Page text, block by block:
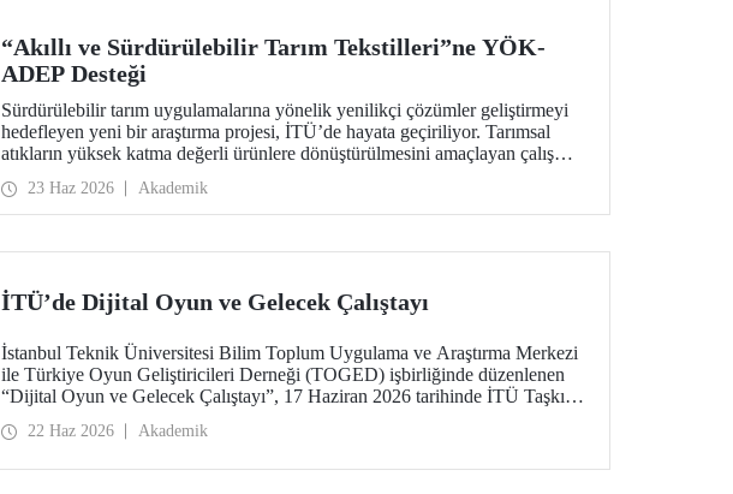
“Akıllı ve Sürdürülebilir Tarım Tekstilleri”ne YÖK-
ADEP Desteği
Sürdürülebilir tarım uygulamalarına yönelik yenilikçi çözümler geliştirmeyi
hedefleyen yeni bir araştırma projesi, İTÜ’de hayata geçiriliyor. Tarımsal
atıkların yüksek katma değerli ürünlere dönüştürülmesini amaçlayan çalışma;
getirerek tarım sektörünün geleceğine katkı sunmayı hedefliyor.
23 Haz 2026 Akademik
İTÜ’de Dijital Oyun ve Gelecek Çalıştayı
İstanbul Teknik Üniversitesi Bilim Toplum Uygulama ve Araştırma Merkezi
ile Türkiye Oyun Geliştiricileri Derneği (TOGED) işbirliğinde düzenlenen
“Dijital Oyun ve Gelecek Çalıştayı”, 17 Haziran 2026 tarihinde İTÜ Taşkışla
22 Haz 2026 Akademik